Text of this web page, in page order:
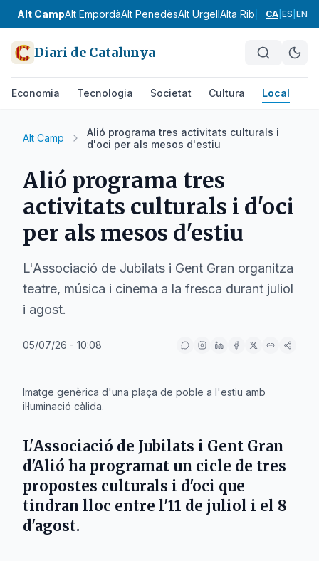
Alt CampAlt EmpordàAlt PenedèsAlt UrgellAlta RibagorçaAnoia
CA ES EN
Diari de Catalunya
Economia Tecnologia Societat Cultura Local
Alt Camp
Alió programa tres activitats culturals i
d'oci per als mesos d'estiu
Alió programa tres
activitats culturals i d'oci
per als mesos d'estiu
L'Associació de Jubilats i Gent Gran organitza
teatre, música i cinema a la fresca durant juliol
i agost.
05/07/26 - 10:08
Imatge genèrica d'una plaça de poble a l'estiu amb
il·luminació càlida.
L'Associació de Jubilats i Gent Gran
d'Alió ha programat un cicle de tres
propostes culturals i d'oci que
tindran lloc entre l'11 de juliol i el 8
d'agost.